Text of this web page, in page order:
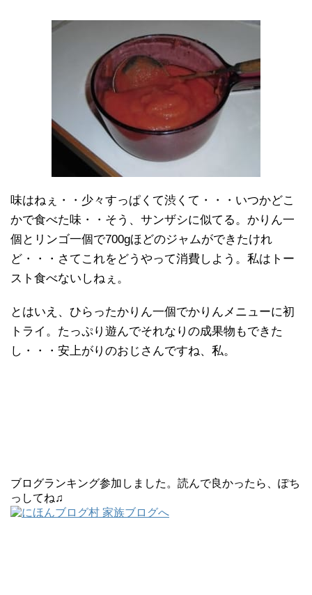
味はねぇ・・少々すっぱくて渋くて・・・いつかどこ
かで食べた味・・そう、サンザシに似てる。かりん一
個とリンゴ一個で700gほどのジャムができたけれ
ど・・・さてこれをどうやって消費しよう。私はトー
スト食べないしねぇ。
とはいえ、ひらったかりん一個でかりんメニューに初
トライ。たっぷり遊んでそれなりの成果物もできた
し・・・安上がりのおじさんですね、私。
ブログランキング参加しました。読んで良かったら、ぽち
っしてね♫